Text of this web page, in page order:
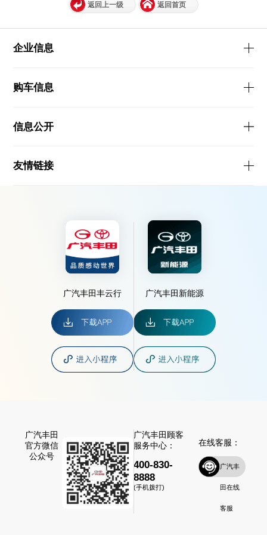
返回上一级 返回首页
企业信息
购车信息
信息公开
友情链接
广汽丰田丰云行 广汽丰田新能源
广汽丰田
官方微信
公众号
广汽丰田顾客
服务中心：
400-830-
8888
(手机拨打)
在线客服：
广汽丰
田在线
客服